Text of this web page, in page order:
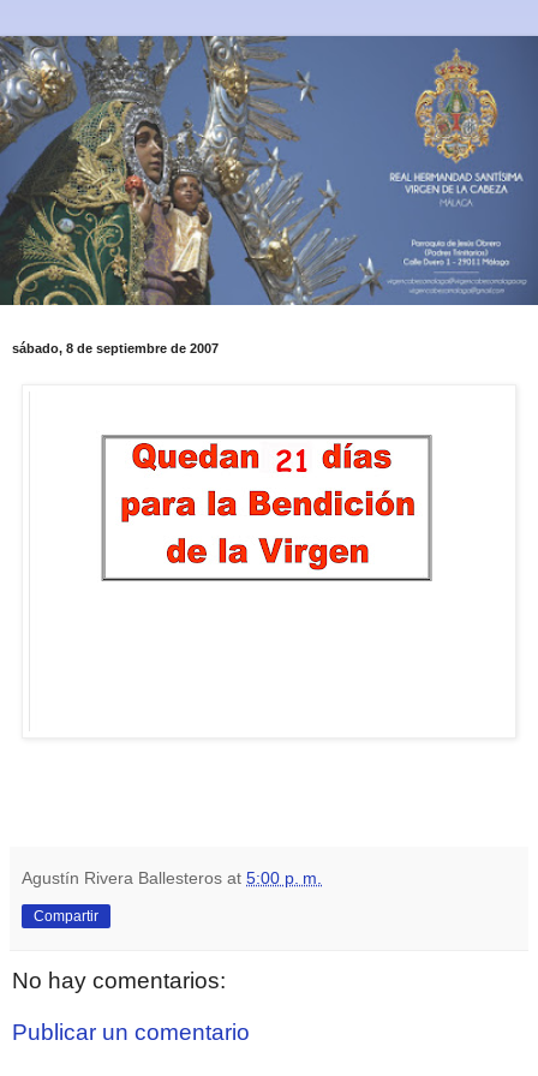
sábado, 8 de septiembre de 2007
Agustín Rivera Ballesteros at 5:00 p. m.
Compartir
No hay comentarios:
Publicar un comentario